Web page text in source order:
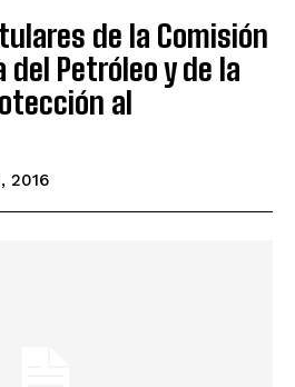
de la Comisión
Petróleo y de la
al
2016